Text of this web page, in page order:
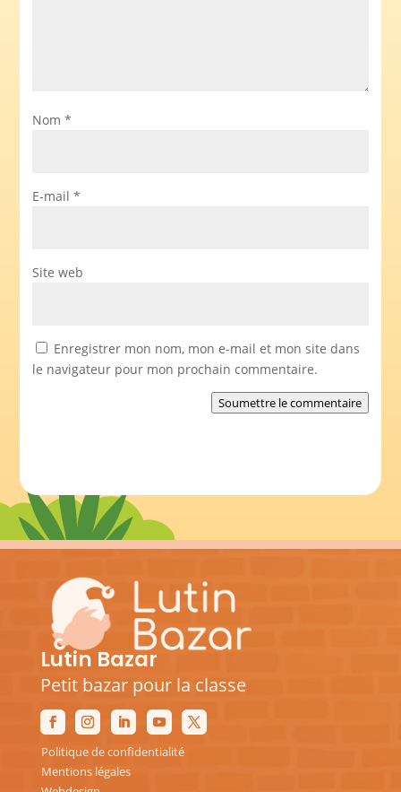
Nom *
E-mail *
Site web
Enregistrer mon nom, mon e-mail et mon site dans
le navigateur pour mon prochain commentaire.
Soumettre le commentaire
Lutin Bazar
Petit bazar pour la classe
Politique de confidentialité
Mentions légales